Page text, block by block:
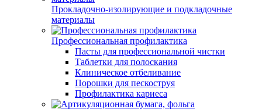
Прокладочно-изолирующие и подкладочные
материалы
Профессиональная профилактика
Пасты для профессиональной чистки
Таблетки для полоскания
Клиническое отбеливание
Порошки для пескоструя
Профилактика кариеса